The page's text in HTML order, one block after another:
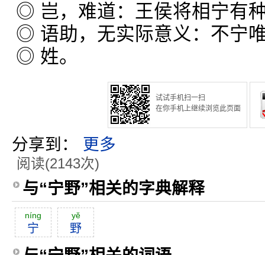
◎ 岂，难道：王侯将相宁有
◎ 语助，无实际意义：不宁
◎ 姓。
试试手机扫一扫
在你手机上继续浏览此页面
分享到： 更多
阅读(2143次)
与“宁野”相关的字典解释
níng
宁
yĕ
野